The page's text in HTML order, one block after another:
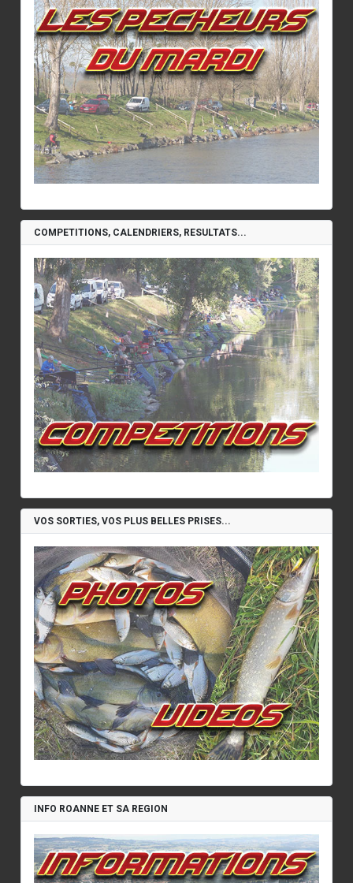
COMPETITIONS, CALENDRIERS, RESULTATS...
VOS SORTIES, VOS PLUS BELLES PRISES...
INFO ROANNE ET SA REGION